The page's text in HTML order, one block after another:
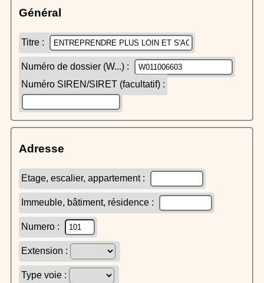
Général
Titre :
Numéro de dossier (W...) :
Numéro SIREN/SIRET (facultatif) :
Adresse
Etage, escalier, appartement :
Immeuble, bâtiment, résidence :
Numero :
Extension :
Type voie :